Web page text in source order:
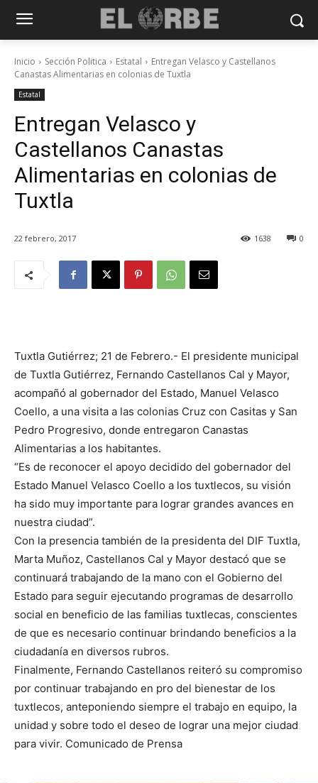
Inicio Sección Politica Estatal
Entregan Velasco y Castellanos
Canastas Alimentarias en colonias de Tuxtla
Estatal
Entregan Velasco y
Castellanos Canastas
Alimentarias en colonias de
Tuxtla
22 febrero, 2017 0
1638
Tuxtla Gutiérrez; 21 de Febrero.- El presidente municipal
de Tuxtla Gutiérrez, Fernando Castellanos Cal y Mayor,
acompañó al gobernador del Estado, Manuel Velasco
Coello, a una visita a las colonias Cruz con Casitas y San
Pedro Progresivo, donde entregaron Canastas
Alimentarias a los habitantes.
“Es de reconocer el apoyo decidido del gobernador del
Estado Manuel Velasco Coello a los tuxtlecos, su visión
ha sido muy importante para lograr grandes avances en
nuestra ciudad”.
Con la presencia también de la presidenta del DIF Tuxtla,
Marta Muñoz, Castellanos Cal y Mayor destacó que se
continuará trabajando de la mano con el Gobierno del
Estado para seguir ejecutando programas de desarrollo
social en beneficio de las familias tuxtlecas, conscientes
de que es necesario continuar brindando beneficios a la
ciudadanía en diversos rubros.
Finalmente, Fernando Castellanos reiteró su compromiso
por continuar trabajando en pro del bienestar de los
tuxtlecos, anteponiendo siempre el trabajo en equipo, la
unidad y sobre todo el deseo de lograr una mejor ciudad
para vivir. Comunicado de Prensa